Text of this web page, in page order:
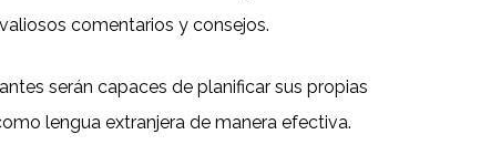
comentarios y consejos.
serán capaces de planificar sus propias
lengua extranjera de manera efectiva.